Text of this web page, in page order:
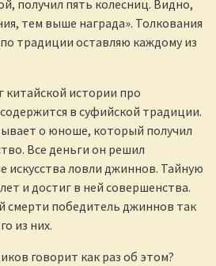
получил пять колесниц. Видно,
тем выше награда». Толкования
традиции оставляю каждому из
китайской истории про
в суфийской традиции.
о юноше, который получил
Все деньги он решил
искусства ловли джиннов. Тайную
и достиг в ней совершенства.
смерти победитель джиннов так
из них.
говорит как раз об этом?